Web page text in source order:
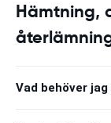
Hämtning,
Vad behöver